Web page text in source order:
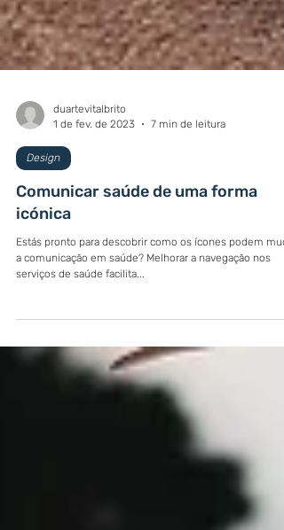
duartevitalbrito
1 de fev. de 2023
Design
icónica
Estás pronto para descobrir como os ícones podem